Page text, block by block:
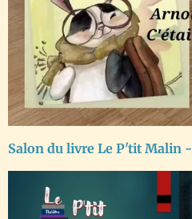
Salon du livre Le P'tit Malin -